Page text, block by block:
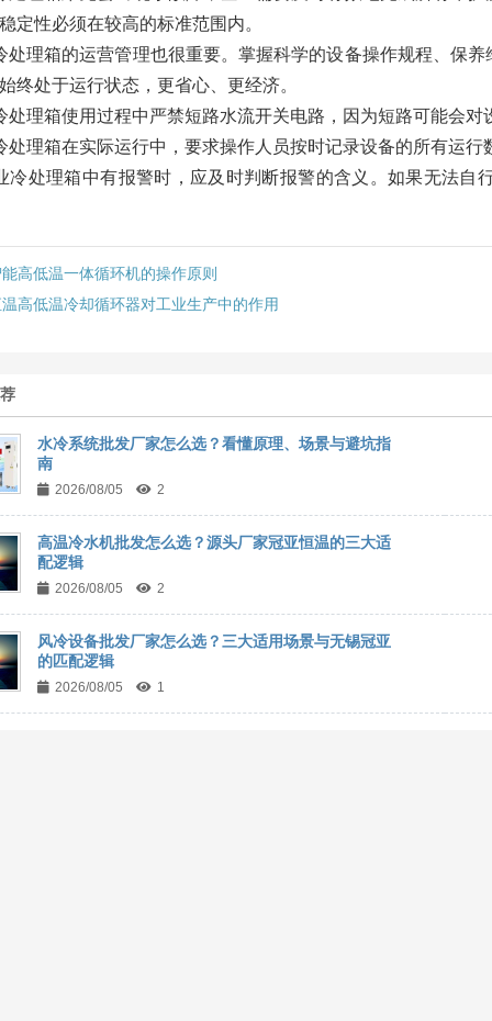
定性必须在较高的标准范围内。
处理箱的运营管理也很重要。掌握科学的设备操作规程、保
终处于运行状态，更省心、更经济。
处理箱使用过程中严禁短路水流开关电路，因为短路可能会
处理箱在实际运行中，要求操作人员按时记录设备的所有运
冷处理箱中有报警时，应及时判断报警的含义。如果无法自
高低温一体循环机的操作原则
高低温冷却循环器对工业生产中的作用
水冷系统批发厂家怎么选？看懂原理、场景与避坑指
南
2026/08/05 2
高温冷水机批发怎么选？源头厂家冠亚恒温的三大适
配逻辑
2026/08/05 2
风冷设备批发厂家怎么选？三大适用场景与无锡冠亚
的匹配逻辑
2026/08/05 1